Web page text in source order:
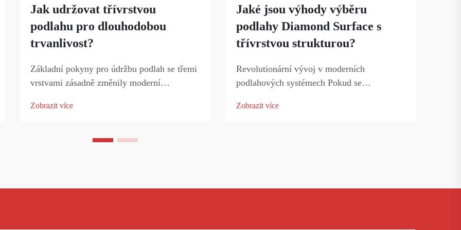
Jak udržovat třívrstvou
podlahu pro dlouhodobou
trvanlivost?
Základní pokyny pro údržbu podlah se třemi
vrstvami zásadně změnily moderní
odolnost a estetický vzhled. Tyto pokročilé
vrstvu, nosnou vrstvu a podkladní vrstvu...
Zobrazit více
Jaké jsou výhody výběru
podlahy Diamond Surface s
třívrstvou strukturou?
Revolutionární vývoj v moderních
podlahových systémech Pokud se
prostor, nabízí podlaha Diamond Surface se
Zobrazit více